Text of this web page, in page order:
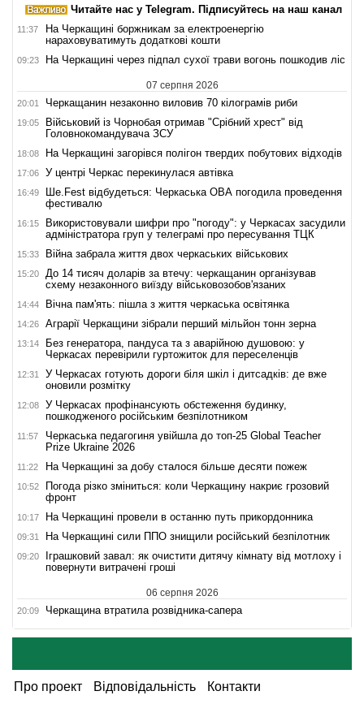
Читайте нас у Telegram. Підписуйтесь на наш канал
11:37
На Черкащині боржникам за електроенергію
нараховуватимуть додаткові кошти
09:23 На Черкащині через підпал сухої трави вогонь пошкодив ліс
07 серпня 2026
20:01 Черкащанин незаконно виловив 70 кілограмів риби
19:05
Військовий із Чорнобая отримав "Срібний хрест" від
Головнокомандувача ЗСУ
18:08 На Черкащині загорівся полігон твердих побутових відходів
17:06 У центрі Черкас перекинулася автівка
16:49
Ше.Fest відбудеться: Черкаська ОВА погодила проведення
фестивалю
16:15
Використовували шифри про "погоду": у Черкасах засудили
адміністратора груп у телеграмі про пересування ТЦК
15:33 Війна забрала життя двох черкаських військових
15:20
До 14 тисяч доларів за втечу: черкащанин організував
схему незаконного виїзду військовозобов'язаних
14:44 Вічна пам'ять: пішла з життя черкаська освітянка
14:26 Аграрії Черкащини зібрали перший мільйон тонн зерна
13:14
Без генератора, пандуса та з аварійною душовою: у
Черкасах перевірили гуртожиток для переселенців
12:31
У Черкасах готують дороги біля шкіл і дитсадків: де вже
оновили розмітку
12:08
У Черкасах профінансують обстеження будинку,
пошкодженого російським безпілотником
11:57
Черкаська педагогиня увійшла до топ-25 Global Teacher
Prize Ukraine 2026
11:22 На Черкащині за добу сталося більше десяти пожеж
10:52
Погода різко зміниться: коли Черкащину накриє грозовий
фронт
10:17 На Черкащині провели в останню путь прикордонника
09:31 На Черкащині сили ППО знищили російський безпілотник
09:20
Іграшковий завал: як очистити дитячу кімнату від мотлоху і
повернути витрачені гроші
06 серпня 2026
20:09 Черкащина втратила розвідника-сапера
Про проект Відповідальність Контакти